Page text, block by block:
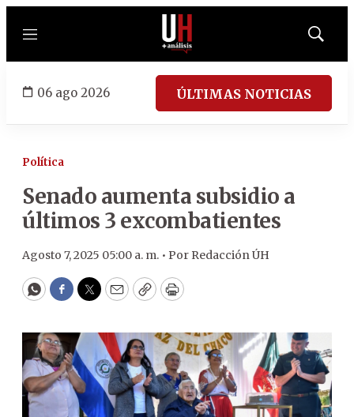
Menú
Mostrar
06 ago 2026 ÚLTIMAS NOTICIAS
Política
Senado aumenta subsidio a
últimos 3 excombatientes
Agosto 7, 2025 05:00 a. m. • Por Redacción ÚH
WhatsApp
Facebook
Twitter
EmailCopyPrint